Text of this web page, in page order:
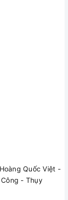
Quốc Việt -
- Thụy